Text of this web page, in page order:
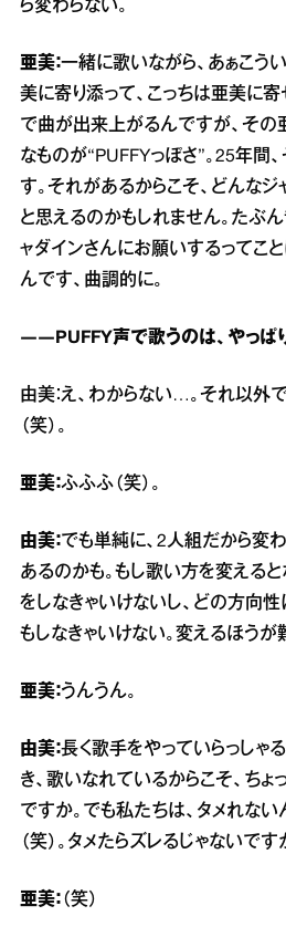
ら変わらない。
亜美：一緒に歌いながら、あぁこう
美に寄り添って、こっちは亜美に
で曲が出来上がるんですが、その
なものが“PUFFYっぽさ”。25年間
す。それがあるからこそ、どんな
と思えるのかもしれません。たぶ
ャダインさんにお願いするってこ
んです、曲調的に。
――PUFFY声で歌うのは、やっぱ
由美：え、わからない…。それ以外
（笑）。
亜美：ふふふ（笑）。
由美：でも単純に、2人組だから変
あるのかも。もし歌い方を変える
をしなきゃいけないし、どの方向
もしなきゃいけない。変えるほうが
亜美：うんうん。
由美：長く歌手をやっていらっしゃ
き、歌いなれているからこそ、ちょ
ですか。でも私たちは、タメれな
（笑）。タメたらズレるじゃないです
亜美： （笑）